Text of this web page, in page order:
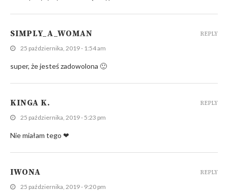
SIMPLY_A_WOMAN
25 października, 2019 - 1:54 am
super, że jesteś zadowolona 🙂
REPLY
KINGA K.
25 października, 2019 - 5:23 pm
Nie miałam tego ❤
REPLY
IWONA
25 października, 2019 - 9:20 pm
REPLY